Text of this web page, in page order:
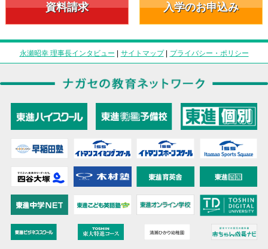
資料請求 入学のお申込み
永瀬昭幸 理事長インタビュー | サイトマップ| プライバシー・ポリシー